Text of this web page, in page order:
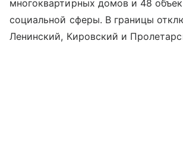
многоквартирных домов и 48
социальной сферы. В границы
Ленинский, Кировский и